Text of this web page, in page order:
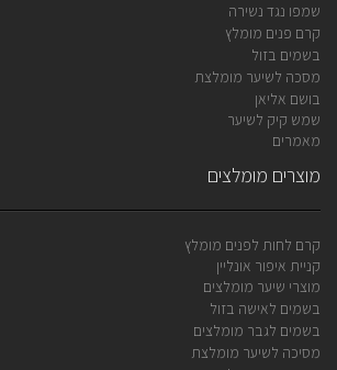
שמפו נגד נשירה
קרם פנים מומלץ
בשמים בזול
מסכה לשיער מומלצת
בושם אליאן
שמש קיק לשיער
מאמרים
מוצרים מומלצים
קרם לחות לפנים מומלץ
קניית איפור אונליין
מוצרי שיער מומלצים
בשמים לאישה בזול
בשמים לגבר מומלצים
מסיכה לשיער מומלצת